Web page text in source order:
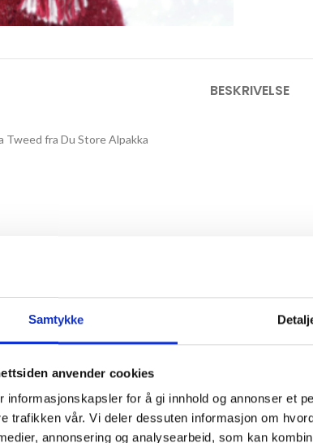
Samtykke
anvender cookies
informasjonskapsler for å gi innhold og annonser et
trafikken vår. Vi deler dessuten informasjon om
annonsering og analysearbeid, som kan
BESKRIVELSE
Tweed fra Du Store Alpakka
på pinnen. Det felles gradvis mot spissen. Lag gjerne en